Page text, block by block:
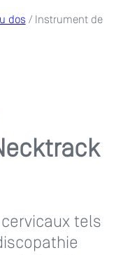
dos / Instrument de
tels